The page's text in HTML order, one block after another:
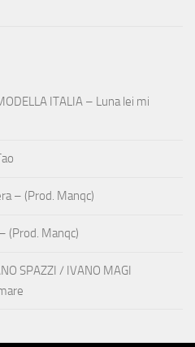
ITALIA – Luna lei mi
– (Prod. Manqc)
(Prod. Manqc)
SPAZZI / IVANO MAGI